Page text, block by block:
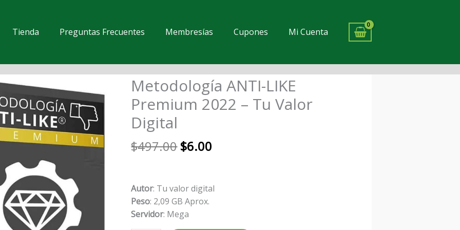
Tienda Preguntas Frecuentes Membresías Cupones Mi Cuenta
Metodología ANTI-LIKE
Premium 2022 – Tu Valor
Digital
$497.00
El
precio
original
$6.00
El
precio
actual
Autor: Tu valor digital
Peso: 2,09 GB Aprox.
Servidor: Mega
Metodología
ANTI-
LIKE
Premium
2022
–
Digital
cantidad